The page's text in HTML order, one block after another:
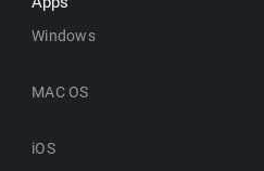
Windows
MAC OS
iOS